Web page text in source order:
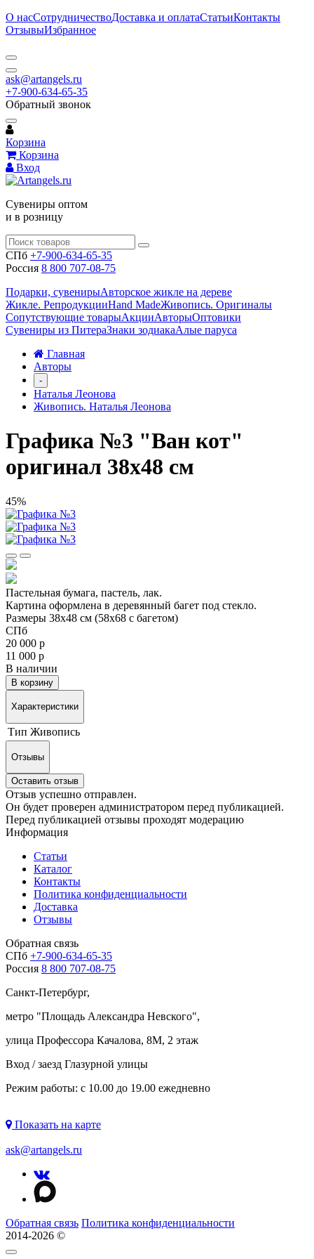
О насСотрудничествоДоставка и оплатаСтатьиКонтакты
ОтзывыИзбранное
ask@artangels.ru
+7-900-634-65-35
Обратный звонок
Корзина
Корзина
Вход
Сувениры оптом
и в розницу
СПб +7-900-634-65-35
Россия 8 800 707-08-75
Подарки, сувенирыАвторское жикле на дереве
Жикле. РепродукцииHand MadeЖивопись. Оригиналы
Сопутствующие товарыАкцииАвторыОптовики
Сувениры из ПитераЗнаки зодиакаАлые паруса
Главная
Авторы
-
Наталья Леонова
Живопись. Наталья Леонова
Графика №3 "Ван кот"
оригинал 38х48 см
45%
Пастельная бумага, пастель, лак.
Картина оформлена в деревянный багет под стекло.
Размеры 38х48 см (58х68 с багетом)
СПб
20 000 р
11 000 р
В наличии
В корзину
Характеристики
Тип Живопись
Отзывы
Оставить отзыв
Отзыв успешно отправлен.
Он будет проверен администратором перед публикацией.
Перед публикацией отзывы проходят модерацию
Информация
Статьи
Каталог
Контакты
Политика конфиденциальности
Доставка
Отзывы
Обратная связь
СПб +7-900-634-65-35
Россия 8 800 707-08-75
Санкт-Петербург,
метро "Площадь Александра Невского",
улица Профессора Качалова, 8М, 2 этаж
Вход / заезд Глазурной улицы
Режим работы: с 10.00 до 19.00 ежедневно
Показать на карте
ask@artangels.ru
Обратная связь Политика конфиденциальности
2014-2026 ©